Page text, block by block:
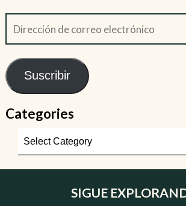
Suscribir
Categories
SIGUE